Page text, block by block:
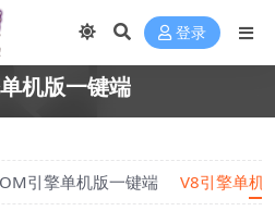
登录
机版一键端
引擎单机版一键端
V8引擎单机